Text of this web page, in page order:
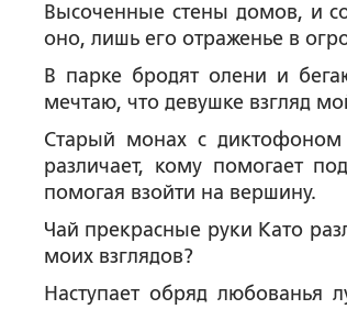
Высоченные стены домов, и
оно, лишь его отраженье в
В парке бродят олени и
мечтаю, что девушке взгляд
Старый монах с диктофоном
различает, кому помогает
помогая взойти на вершину.
Чай прекрасные руки Като
моих взглядов?
Наступает обряд любованья